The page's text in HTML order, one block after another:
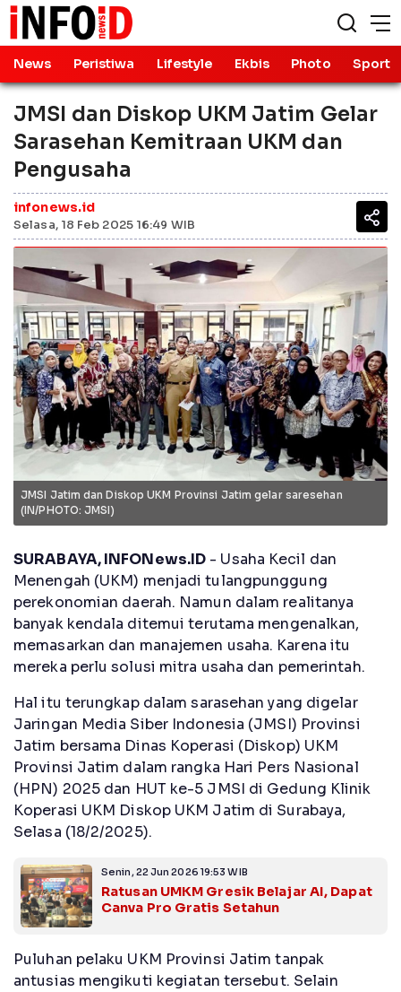
News Peristiwa Lifestyle Ekbis Photo Sport
JMSI dan Diskop UKM Jatim Gelar
Sarasehan Kemitraan UKM dan
Pengusaha
infonews.id
Selasa, 18 Feb 2025 16:49 WIB
JMSI Jatim dan Diskop UKM Provinsi Jatim gelar saresehan
(IN/PHOTO: JMSI)
SURABAYA, INFONews.ID - Usaha Kecil dan
Menengah (UKM) menjadi tulangpunggung
perekonomian daerah. Namun dalam realitanya
banyak kendala ditemui terutama mengenalkan,
memasarkan dan manajemen usaha. Karena itu
mereka perlu solusi mitra usaha dan pemerintah.
Hal itu terungkap dalam sarasehan yang digelar
Jaringan Media Siber Indonesia (JMSI) Provinsi
Jatim bersama Dinas Koperasi (Diskop) UKM
Provinsi Jatim dalam rangka Hari Pers Nasional
(HPN) 2025 dan HUT ke-5 JMSI di Gedung Klinik
Koperasi UKM Diskop UKM Jatim di Surabaya,
Selasa (18/2/2025).
Senin, 22 Jun 2026 19:53 WIB
Ratusan UMKM Gresik Belajar AI, Dapat
Canva Pro Gratis Setahun
Puluhan pelaku UKM Provinsi Jatim tanpak
antusias mengikuti kegiatan tersebut. Selain